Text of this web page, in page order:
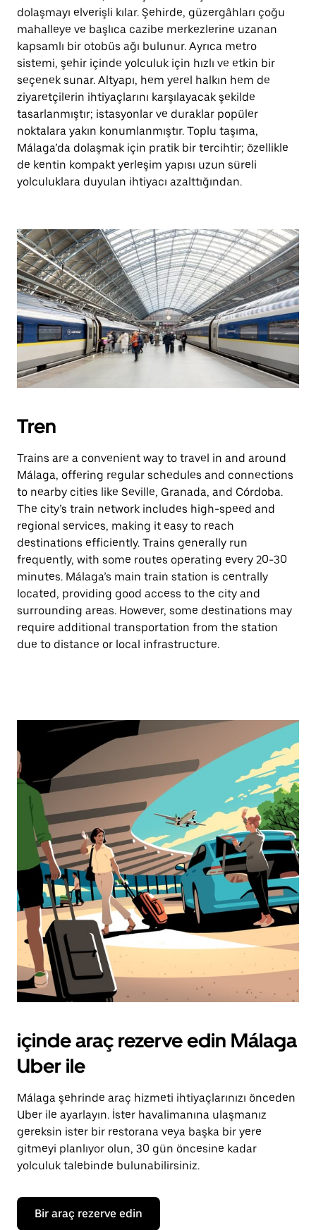
dolaşmayı elverişli kılar. Şehirde, güzergâhları çoğu
mahalleye ve başlıca cazibe merkezlerine uzanan
kapsamlı bir otobüs ağı bulunur. Ayrıca metro
sistemi, şehir içinde yolculuk için hızlı ve etkin bir
seçenek sunar. Altyapı, hem yerel halkın hem de
ziyaretçilerin ihtiyaçlarını karşılayacak şekilde
tasarlanmıştır; istasyonlar ve duraklar popüler
noktalara yakın konumlanmıştır. Toplu taşıma,
Málaga’da dolaşmak için pratik bir tercihtir; özellikle
de kentin kompakt yerleşim yapısı uzun süreli
yolculuklara duyulan ihtiyacı azalttığından.
Tren
Trains are a convenient way to travel in and around
Málaga, offering regular schedules and connections
to nearby cities like Seville, Granada, and Córdoba.
The city’s train network includes high-speed and
regional services, making it easy to reach
destinations efficiently. Trains generally run
frequently, with some routes operating every 20-30
minutes. Málaga’s main train station is centrally
located, providing good access to the city and
surrounding areas. However, some destinations may
require additional transportation from the station
due to distance or local infrastructure.
içinde araç rezerve edin Málaga
Uber ile
Málaga şehrinde araç hizmeti ihtiyaçlarınızı önceden
Uber ile ayarlayın. İster havalimanına ulaşmanız
gereksin ister bir restorana veya başka bir yere
gitmeyi planlıyor olun, 30 gün öncesine kadar
yolculuk talebinde bulunabilirsiniz.
Bir araç rezerve edin